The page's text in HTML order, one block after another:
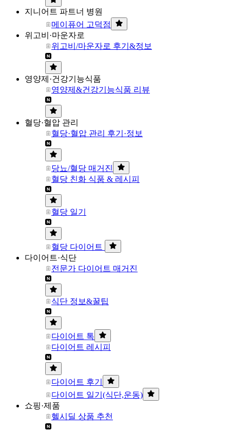
지니어트 파트너 병원
메이퓨어 고덕점
위고비·마운자로
위고비/마운자로 후기&정보
영양제·건강기능식품
영양제&건강기능식품 리뷰
혈당·혈압 관리
혈당·혈압 관리 후기·정보
당뇨/혈당 매거진
혈당 친화 식품 & 레시피
혈당 일기
혈당 다이어트
다이어트·식단
전문가 다이어트 매거진
식단 정보&꿀팁
다이어트 톡
다이어트 레시피
다이어트 후기
다이어트 일기(식단,운동)
쇼핑·제품
헬시딜 상품 추천